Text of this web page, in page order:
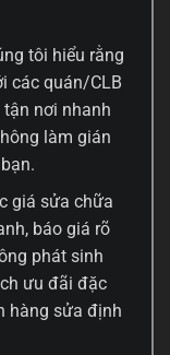
tôi hiểu rằng
các quán/CLB
nơi nhanh
làm gián
giá sửa chữa
báo giá rõ
phát sinh
ưu đãi đặc
hàng sửa định